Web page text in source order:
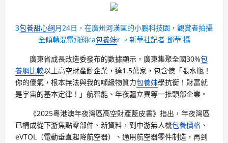
3包養甜心網月24日，在廣州河漢區的小鵬科技園，觀賞者拍攝
全傾轉混電飛翔ca包養妹r 。新華社記者 鄧華 攝
廣東省成長改造委發布的數據顯示，廣東集聚全國30%包
養網比較以上高空財產鏈企業，達1.5萬家，包含億「張水瓶！
你的傻氣，根本無法與我的噸級物質力包養妹學抗衡！財富就
是宇宙的基本定律！」航智能、年夜疆立異等一批頭部企業。
《2025粵港澳年夜灣區高空財產藍皮書》指出，年夜灣區
已構成從下游焦點零部件、新資料，到中游無人機包養價格 、
eVTOL（電動垂直起降航空器）、通用航空器零件制造，再到